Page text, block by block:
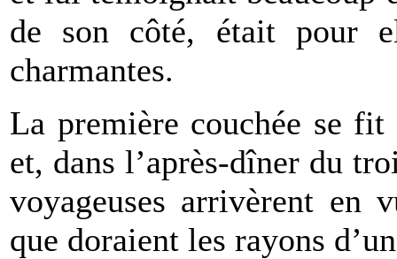
de son côté, était pour
charmantes.
La première couchée se
et, dans l’après-dîner du
voyageuses arrivèrent en
que doraient les rayons